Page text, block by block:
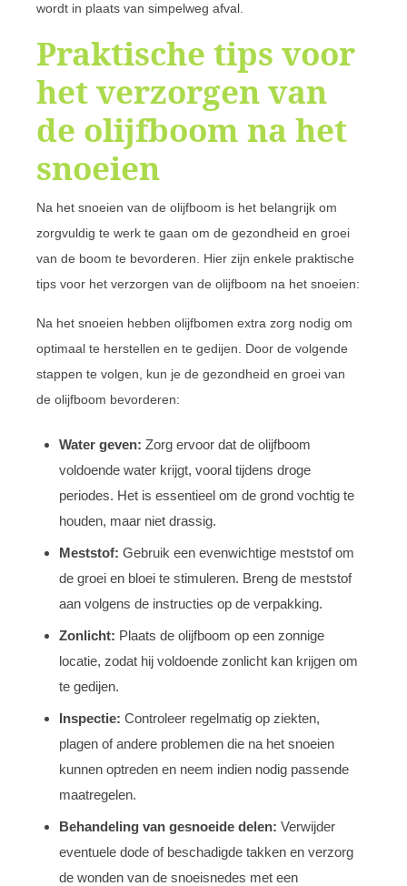
wordt in plaats van simpelweg afval.
Praktische tips voor
het verzorgen van
de olijfboom na het
snoeien
Na het snoeien van de olijfboom is het belangrijk om
zorgvuldig te werk te gaan om de gezondheid en groei
van de boom te bevorderen. Hier zijn enkele praktische
tips voor het verzorgen van de olijfboom na het snoeien:
Na het snoeien hebben olijfbomen extra zorg nodig om
optimaal te herstellen en te gedijen. Door de volgende
stappen te volgen, kun je de gezondheid en groei van
de olijfboom bevorderen:
Water geven: Zorg ervoor dat de olijfboom
voldoende water krijgt, vooral tijdens droge
periodes. Het is essentieel om de grond vochtig te
houden, maar niet drassig.
Meststof: Gebruik een evenwichtige meststof om
de groei en bloei te stimuleren. Breng de meststof
aan volgens de instructies op de verpakking.
Zonlicht: Plaats de olijfboom op een zonnige
locatie, zodat hij voldoende zonlicht kan krijgen om
te gedijen.
Inspectie: Controleer regelmatig op ziekten,
plagen of andere problemen die na het snoeien
kunnen optreden en neem indien nodig passende
maatregelen.
Behandeling van gesnoeide delen: Verwijder
eventuele dode of beschadigde takken en verzorg
de wonden van de snoeisnedes met een